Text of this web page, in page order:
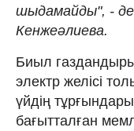
шыдамайды", -
Кенжеәлиева.
Биыл
электр желісі
үйдің
бағытталған